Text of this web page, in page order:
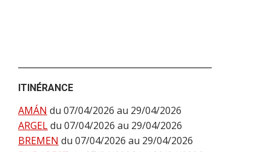
ITINÉRANCE
AMÁN du 07/04/2026 au 29/04/2026
ARGELdu 07/04/2026 au 29/04/2026
BREMEN du 07/04/2026 au 29/04/2026